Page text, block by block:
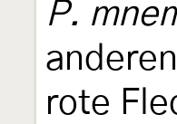
P.
rote